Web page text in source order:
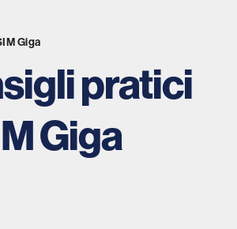
Giga
pratici
Giga